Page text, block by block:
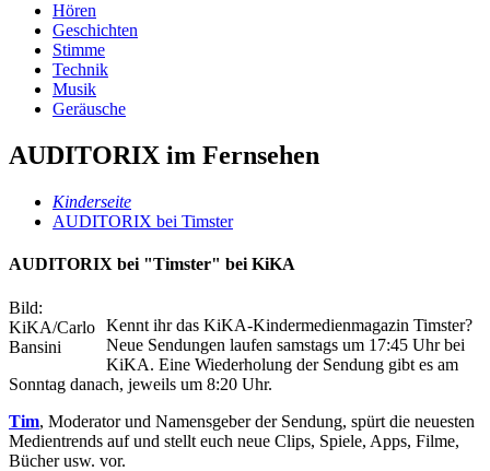
Hören
Geschichten
Stimme
Technik
Musik
Geräusche
AUDITORIX im Fernsehen
Kinderseite
AUDITORIX bei Timster
AUDITORIX bei "Timster" bei KiKA
Bild:
KiKA/Carlo
Bansini
Kennt ihr das KiKA-Kindermedienmagazin Timster?
Neue Sendungen laufen samstags um 17:45 Uhr bei
KiKA. Eine Wiederholung der Sendung gibt es am
Sonntag danach, jeweils um 8:20 Uhr.
Tim, Moderator und Namensgeber der Sendung, spürt die neuesten
Medientrends auf und stellt euch neue Clips, Spiele, Apps, Filme,
Bücher usw. vor.